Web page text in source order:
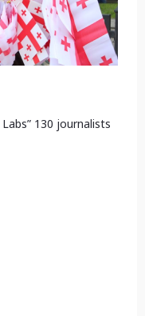
130 journalists